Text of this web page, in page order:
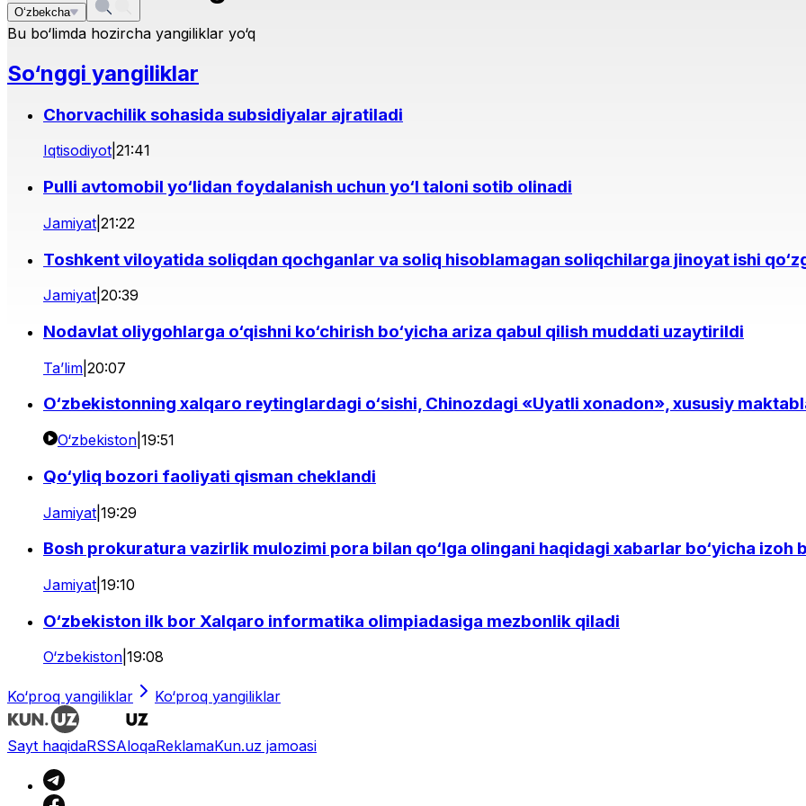
O‘zbekcha
Bu bo‘limda hozircha yangiliklar yo‘q
So‘nggi yangiliklar
Chorvachilik sohasida subsidiyalar ajratiladi
Iqtisodiyot 21:41
Pulli avtomobil yo‘lidan foydalanish uchun yo‘l taloni sotib olinadi
Jamiyat 21:22
Toshkent viloyatida soliqdan qochganlar va soliq hisoblamagan soliqchilarga jinoyat ishi
Jamiyat 20:39
Nodavlat oliygohlarga o‘qishni ko‘chirish bo‘yicha ariza qabul qilish muddati uzaytirildi
Ta’lim 20:07
O‘zbekistonning xalqaro reytinglardagi o‘sishi, Chinozdagi «Uyatli xonadon», xususiy
O‘zbekiston 19:51
Qo‘yliq bozori faoliyati qisman cheklandi
Jamiyat 19:29
Bosh prokuratura vazirlik mulozimi pora bilan qo‘lga olingani haqidagi xabarlar bo‘yicha izoh
Jamiyat 19:10
O‘zbekiston ilk bor Xalqaro informatika olimpiadasiga mezbonlik qiladi
O‘zbekiston 19:08
Ko‘proq yangiliklar Ko‘proq yangiliklar
Sayt haqidaRSSAloqaReklamaKun.uz jamoasi